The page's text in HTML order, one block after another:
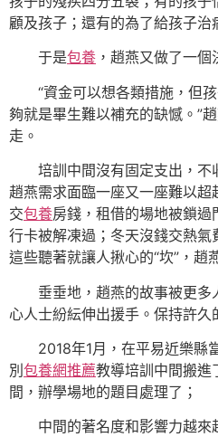
顧及孩子；還有的為了給孩子
于是包養 ，趙燕又做了一
“資金可以想各類措施，但
夠就是畢生難以補充的缺憾。”
走。
培訓中間沒有固定支出，不
趙燕需求面臨一座又一座難以
交包養房錢，租借的場地被鎖
行卡被解凍過；冬天沒錢交熱
這些聽著就讓人揪心的“坎”，趙
垂垂地，趙燕的故事被更
心人士紛紜伸出援手。保持許久
2018年1月，在平易近樂縣
別包養網推薦教導培訓中間搬進
間，辦學場地的題目處理了；
中間的著名度和影響力越來